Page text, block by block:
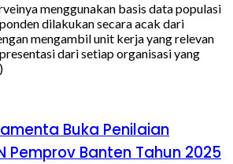
menggunakan basis data populasi
dilakukan secara acak dari
mengambil unit kerja yang relevan
dari setiap organisasi yang
Buka Penilaian
Pemprov Banten Tahun 2025